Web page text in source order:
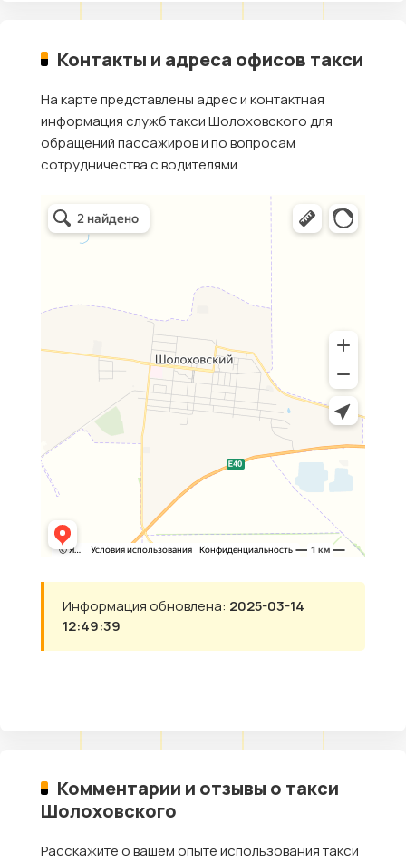
Контакты и адреса офисов такси
На карте представлены адрес и контактная
информация служб такси Шолоховского для
обращений пассажиров и по вопросам
сотрудничества с водителями.
Информация обновлена: 2025-03-14
12:49:39
Комментарии и отзывы о такси
Шолоховского
Расскажите о вашем опыте использования такси